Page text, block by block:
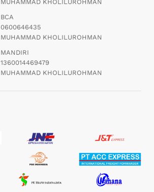
MUHAMMAD KHOLILUROHMAN
BCA
0600646435
MUHAMMAD KHOLILUROHMAN
MANDIRI
1360014469479
MUHAMMAD KHOLILUROHMAN